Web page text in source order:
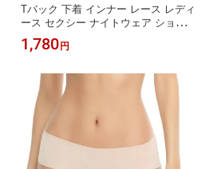
Tバック 下着 インナー レース レディ
ース セクシー ナイトウェア ショーツ
パンツ セクシーランジェリー 透け感
シースルー 全7色 インポート ランジ
1,780 円